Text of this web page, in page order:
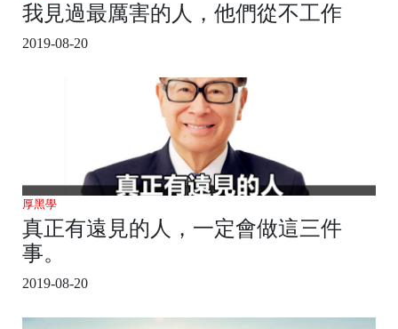
我見過最厲害的人，他們從不工作
2019-08-20
厚黑學
真正有遠見的人，一定會做這三件
事。
2019-08-20